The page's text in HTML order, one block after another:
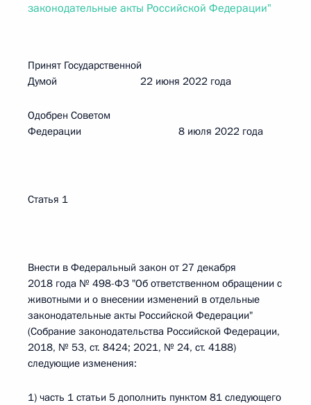
законодательные акты Российской Федерации"
Принят Государственной
Думой 22 июня 2022 года
Одобрен Советом
Федерации 8 июля 2022 года
Статья 1
Внести в Федеральный закон от 27 декабря
2018 года № 498-ФЗ "Об ответственном обращении с
животными и о внесении изменений в отдельные
законодательные акты Российской Федерации"
(Собрание законодательства Российской Федерации,
2018, № 53, ст. 8424; 2021, № 24, ст. 4188)
следующие изменения:
1) часть 1 статьи 5 дополнить пунктом 81 следующего